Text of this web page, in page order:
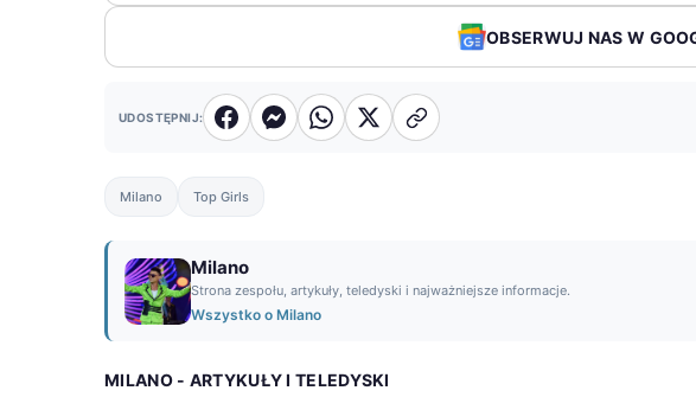
OBSERWUJ NAS W
UDOSTĘPNIJ:
Milano Top Girls
Milano
Strona zespołu, artykuły, teledyski i najważniejsze informacje.
Wszystko o Milano
MILANO - ARTYKUŁY I TELEDYSKI